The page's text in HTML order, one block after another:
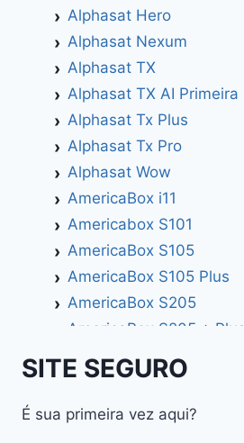
Alphasat Hero
Alphasat Nexum
Alphasat TX
Alphasat TX AI Primeira
Alphasat Tx Plus
Alphasat Tx Pro
Alphasat Wow
AmericaBox i11
Americabox S101
AmericaBox S105
AmericaBox S105 Plus
AmericaBox S205
AmericaBox S205 + Plus
AmericaBox S305 GX
AmericaBox S305 Plus
AmericaBox S705
SITE SEGURO
É sua primeira vez aqui?